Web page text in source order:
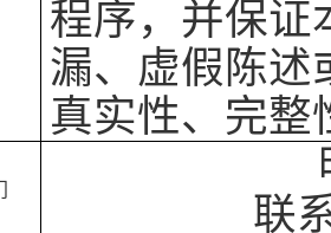
程序，并保证
漏、虚假陈述
真实性、完整
联